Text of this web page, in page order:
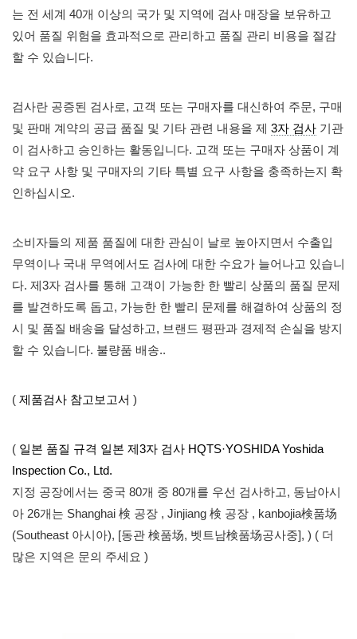
는 전 세계 40개 이상의 국가 및 지역에 검사 매장을 보유하고
있어 품질 위험을 효과적으로 관리하고 품질 관리 비용을 절감
할 수 있습니다.
검사란 공증된 검사로, 고객 또는 구매자를 대신하여 주문, 구매
및 판매 계약의 공급 품질 및 기타 관련 내용을 제 3자 검사 기관
이 검사하고 승인하는 활동입니다. 고객 또는 구매자 상품이 계
약 요구 사항 및 구매자의 기타 특별 요구 사항을 충족하는지 확
인하십시오.
소비자들의 제품 품질에 대한 관심이 날로 높아지면서 수출입
무역이나 국내 무역에서도 검사에 대한 수요가 늘어나고 있습니
다. 제3자 검사를 통해 고객이 가능한 한 빨리 상품의 품질 문제
를 발견하도록 돕고, 가능한 한 빨리 문제를 해결하여 상품의 정
시 및 품질 배송을 달성하고, 브랜드 평판과 경제적 손실을 방지
할 수 있습니다. 불량품 배송..
( 제품검사 참고보고서 )
( 일본 품질 규격 일본 제3자 검사 HQTS·YOSHIDA Yoshida
Inspection Co., Ltd.
지정 공장에서는 중국 80개 중 80개를 우선 검사하고, 동남아시
아 26개는 Shanghai 検 공장 , Jinjiang 検 공장 , kanbojia検품场
(Southeast 아시아), [동관 検품场, 벳트남検품场공사중], ) ( 더
많은 지역은 문의 주세요 )